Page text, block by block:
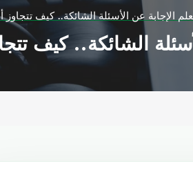
الإجابة عن الأسئلة الشائكة.. كيف تتجاوز
الشائكة.. كيف